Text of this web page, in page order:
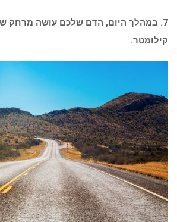
קילומטר.